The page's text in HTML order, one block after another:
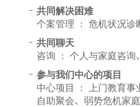
共同解决困难
个案管理 ： 危机状况
共同聊天
咨询 ： 个人与家庭咨
参与我们中心的项目
中心项目 ： 上门教育事
自助聚会、弱势危机家